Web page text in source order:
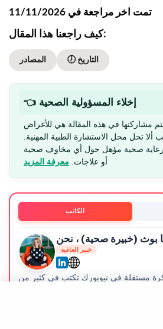
تمت اخر مراجعة في 11/11/2026
كيف راجعنا هذا المقال:
المصادر 🕖 التاريخ
👈 إخلاء المسؤولية الصحية
مشاركتها في هذه المقالة هي للأغراض
ألا تحل محل الاستشارة الطبية المهنية.
رعاية صحية مؤهل حول أي مخاوف صحية
أو علاجات. معرفة المزيد
الكاتب
بوث (خبيرة صحية) ، نحن
خبير العافية
مستقلة في نيويورك تكتب في كثير من